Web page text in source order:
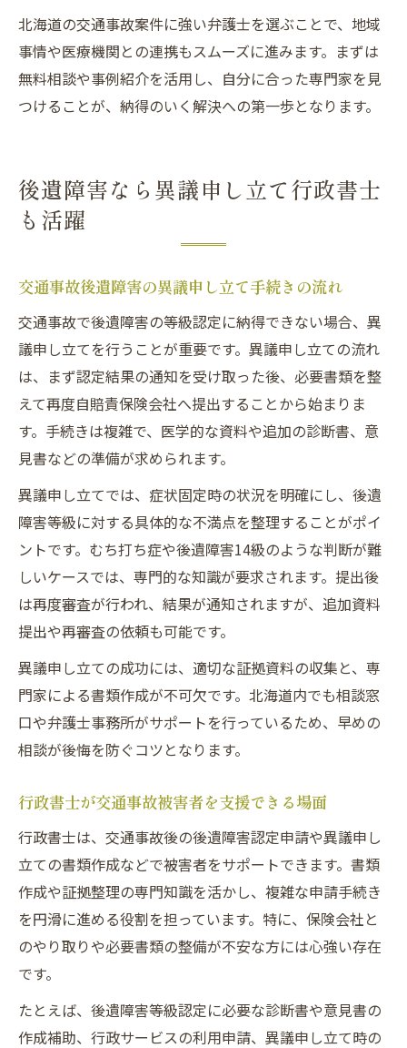
北海道の交通事故案件に強い弁護士を選ぶことで、地域
事情や医療機関との連携もスムーズに進みます。まずは
無料相談や事例紹介を活用し、自分に合った専門家を見
つけることが、納得のいく解決への第一歩となります。
後遺障害なら異議申し立て行政書士
も活躍
交通事故後遺障害の異議申し立て手続きの流れ
交通事故で後遺障害の等級認定に納得できない場合、異
議申し立てを行うことが重要です。異議申し立ての流れ
は、まず認定結果の通知を受け取った後、必要書類を整
えて再度自賠責保険会社へ提出することから始まりま
す。手続きは複雑で、医学的な資料や追加の診断書、意
見書などの準備が求められます。
異議申し立てでは、症状固定時の状況を明確にし、後遺
障害等級に対する具体的な不満点を整理することがポイ
ントです。むち打ち症や後遺障害14級のような判断が難
しいケースでは、専門的な知識が要求されます。提出後
は再度審査が行われ、結果が通知されますが、追加資料
提出や再審査の依頼も可能です。
異議申し立ての成功には、適切な証拠資料の収集と、専
門家による書類作成が不可欠です。北海道内でも相談窓
口や弁護士事務所がサポートを行っているため、早めの
相談が後悔を防ぐコツとなります。
行政書士が交通事故被害者を支援できる場面
行政書士は、交通事故後の後遺障害認定申請や異議申し
立ての書類作成などで被害者をサポートできます。書類
作成や証拠整理の専門知識を活かし、複雑な申請手続き
を円滑に進める役割を担っています。特に、保険会社と
のやり取りや必要書類の整備が不安な方には心強い存在
です。
たとえば、後遺障害等級認定に必要な診断書や意見書の
作成補助、行政サービスの利用申請、異議申し立て時の